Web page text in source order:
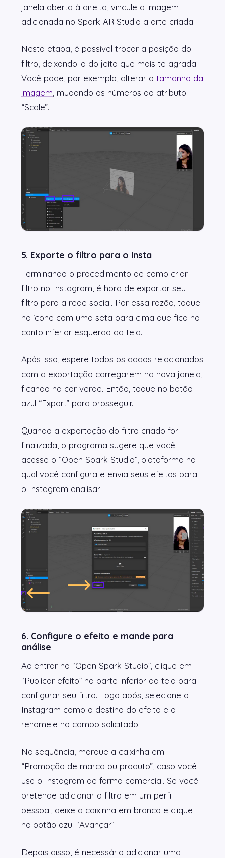
janela aberta à direita, vincule a imagem
adicionada no Spark AR Studio a arte criada.
Nesta etapa, é possível trocar a posição do
filtro, deixando-o do jeito que mais te agrada.
Você pode, por exemplo, alterar o tamanho da
imagem , mudando os números do atributo
“Scale”.
5. Exporte o filtro para o Insta
Terminando o procedimento de como criar
filtro no Instagram, é hora de exportar seu
filtro para a rede social. Por essa razão, toque
no ícone com uma seta para cima que fica no
canto inferior esquerdo da tela.
Após isso, espere todos os dados relacionados
com a exportação carregarem na nova janela,
ficando na cor verde. Então, toque no botão
azul “Export” para prosseguir.
Quando a exportação do filtro criado for
finalizada, o programa sugere que você
acesse o “Open Spark Studio”, plataforma na
qual você configura e envia seus efeitos para
o Instagram analisar.
6. Configure o efeito e mande para
análise
Ao entrar no “Open Spark Studio”, clique em
“Publicar efeito” na parte inferior da tela para
configurar seu filtro. Logo após, selecione o
Instagram como o destino do efeito e o
renomeie no campo solicitado.
Na sequência, marque a caixinha em
“Promoção de marca ou produto”, caso você
use o Instagram de forma comercial. Se você
pretende adicionar o filtro em um perfil
pessoal, deixe a caixinha em branco e clique
no botão azul “Avançar”.
Depois disso, é necessário adicionar uma